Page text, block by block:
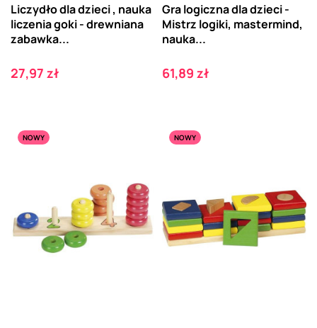
Liczydło dla dzieci , nauka
liczenia goki - drewniana
zabawka...
Cena
27,97 zł
Gra logiczna dla dzieci -
Mistrz logiki, mastermind,
nauka...
Cena
61,89 zł
NOWY NOWY